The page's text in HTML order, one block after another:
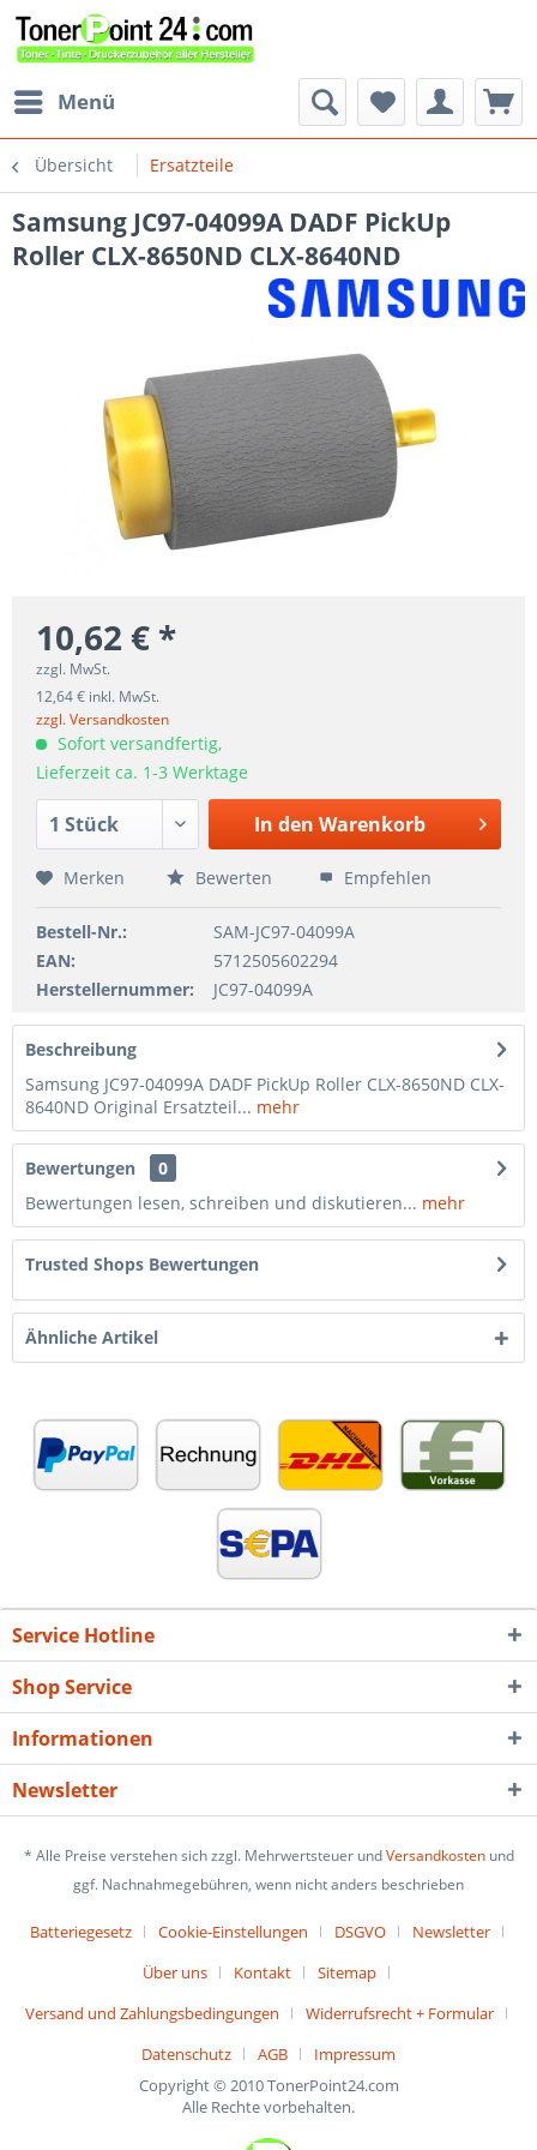
Menü
Übersicht Ersatzteile
Samsung JC97-04099A DADF PickUp
Roller CLX-8650ND CLX-8640ND
10,62 € *
zzgl. MwSt.
12,64 € inkl. MwSt.
zzgl. Versandkosten
Sofort versandfertig,
Lieferzeit ca. 1-3 Werktage
In den Warenkorb
Merken Bewerten Empfehlen
Bestell-Nr.:
SAM-JC97-04099A
EAN:
5712505602294
Herstellernummer:
JC97-04099A
Beschreibung
Samsung JC97-04099A DADF PickUp Roller CLX-8650ND CLX-
8640ND Original Ersatzteil... mehr
Bewertungen
0
Bewertungen lesen, schreiben und diskutieren... mehr
Trusted Shops Bewertungen
Ähnliche Artikel
Service Hotline
Shop Service
Informationen
Newsletter
* Alle Preise verstehen sich zzgl. Mehrwertsteuer undVersandkostenund
ggf. Nachnahmegebühren, wenn nicht anders beschrieben
Batteriegesetz Cookie-Einstellungen DSGVO
Newsletter
Über uns
Kontakt
Sitemap
Versand und Zahlungsbedingungen
Widerrufsrecht + Formular
Datenschutz
AGB
Impressum
Copyright © 2010 TonerPoint24.com
Alle Rechte vorbehalten.